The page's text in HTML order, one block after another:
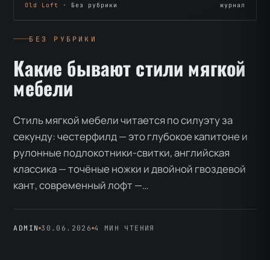
Old Loft · Без рубрики журнал
БЕЗ РУБРИКИ
Какие бывают стили мягкой
мебели
Стиль мягкой мебели читается по силуэту за
секунду: честерфилд — это глубокое капитоне и
рулонные подлокотники-свитки, английская
классика — точёные ножки и двойной гвоздевой
кант, современный лофт —…
ADMIN 30.06.2026 4 МИН ЧТЕНИЯ